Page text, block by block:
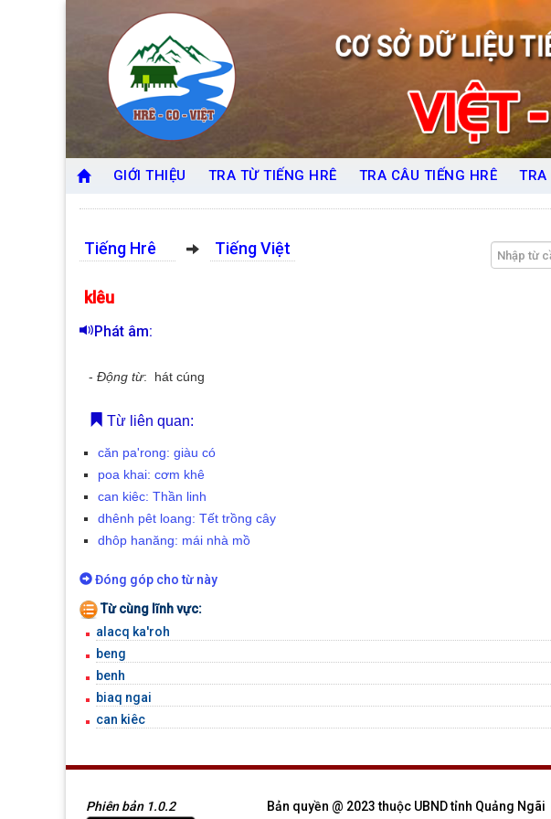
GIỚI THIỆU TRA TỪ TIẾNG HRÊ TRA CÂU TIẾNG HRÊ TRA
Tiếng Hrê Tiếng Việt
klêu
Phát âm:
- Động từ: hát cúng
Từ liên quan:
căn pa'rong: giàu có
poa khai: cơm khê
can kiêc: Thần linh
dhênh pêt loang: Tết trồng cây
dhôp hanăng: mái nhà mồ
Đóng góp cho từ này
Từ cùng lĩnh vực:
alacq ka'roh
beng
benh
biaq ngai
can kiêc
Phiên bản 1.0.2 Bản quyền @ 2023 thuộc UBND tỉnh Quảng Ngãi